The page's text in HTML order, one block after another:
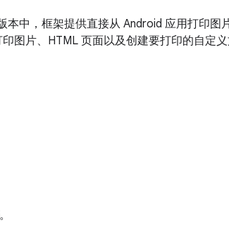
本中，框架提供直接从 Android 应用打印图
图片、HTML 页面以及创建要打印的自定义